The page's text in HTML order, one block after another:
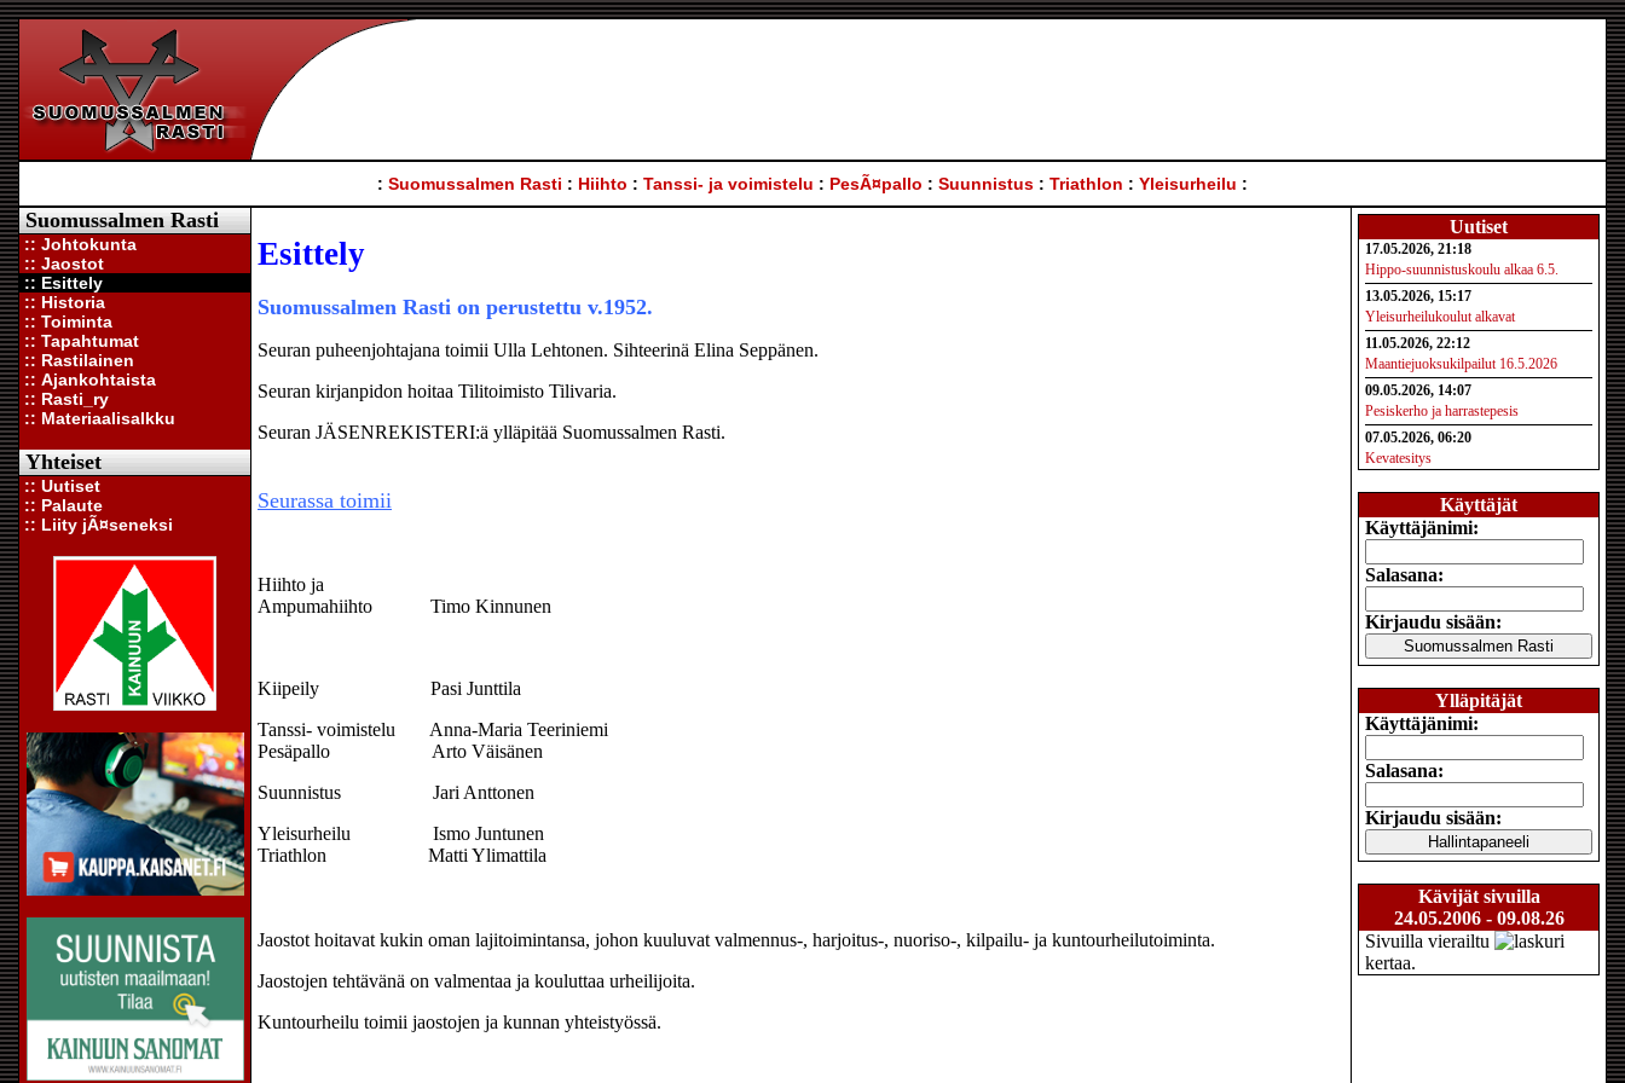
: Suomussalmen Rasti : Hiihto : Tanssi- ja voimistelu : PesÃ¤pallo : Suunnistus : Triathlon : Yleisurheilu :
Suomussalmen Rasti
:: Johtokunta
:: Jaostot
:: Esittely
:: Historia
:: Toiminta
:: Tapahtumat
:: Rastilainen
:: Ajankohtaista
:: Rasti_ry
:: Materiaalisalkku
Yhteiset
:: Uutiset
:: Palaute
:: Liity jÃ¤seneksi
Esittely
Suomussalmen Rasti on perustettu v.1952.
Seuran puheenjohtajana toimii Ulla Lehtonen. Sihteerinä Elina Seppänen.
Seuran kirjanpidon hoitaa Tilitoimisto Tilivaria.
Seuran JÄSENREKISTERI:ä ylläpitää Suomussalmen Rasti.
Seurassa toimii
Hiihto ja
Ampumahiihto Timo Kinnunen
Kiipeily Pasi Junttila
Tanssi- voimistelu Anna-Maria Teeriniemi
Pesäpallo Arto Väisänen
Suunnistus Jari Anttonen
Yleisurheilu Ismo Juntunen
Triathlon Matti Ylimattila
Jaostot hoitavat kukin oman lajitoimintansa, johon kuuluvat valmennus-, harjoitus-, nuoriso-, kilpailu- ja kuntourheilutoiminta.
Jaostojen tehtävänä on valmentaa ja kouluttaa urheilijoita.
Kuntourheilu toimii jaostojen ja kunnan yhteistyössä.
Uutiset
17.05.2026, 21:18
Hippo-suunnistuskoulu alkaa 6.5.
13.05.2026, 15:17
Yleisurheilukoulut alkavat
11.05.2026, 22:12
Maantiejuoksukilpailut 16.5.2026
09.05.2026, 14:07
Pesiskerho ja harrastepesis
07.05.2026, 06:20
Kevatesitys
Käyttäjät
Käyttäjänimi:
Salasana:
Kirjaudu sisään:
Ylläpitäjät
Käyttäjänimi:
Salasana:
Kirjaudu sisään:
Kävijät sivuilla
24.05.2006 - 09.08.26
Sivuilla vierailtu
kertaa.